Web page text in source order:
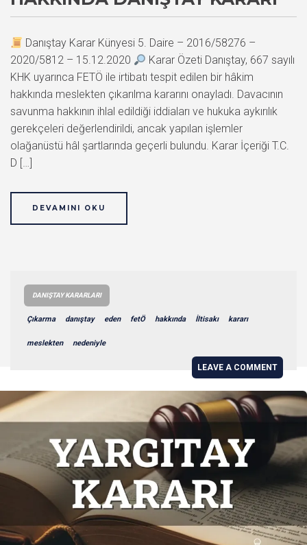
Danıştay Karar Künyesi 5. Daire – 2016/58276 –
2020/5812 – 15.12.2020
Karar Özeti Danıştay, 667 sayılı
KHK uyarınca FETÖ ile irtibatı tespit edilen bir hâkim
hakkında meslekten çıkarılma kararını onayladı. Davacının
savunma hakkının ihlal edildiği iddiaları ve hukuka aykırılık
gerekçeleri değerlendirildi, ancak yapılan işlemler
olağanüstü hâl şartlarında geçerli bulundu. Karar İçeriği T.C.
D […]
DEVAMINI OKU
DANIŞTAY KARARLARI
Çıkarma danıştay eden fetÖ hakkında İltisakı kararı
meslekten nedeniyle
LEAVE A COMMENT